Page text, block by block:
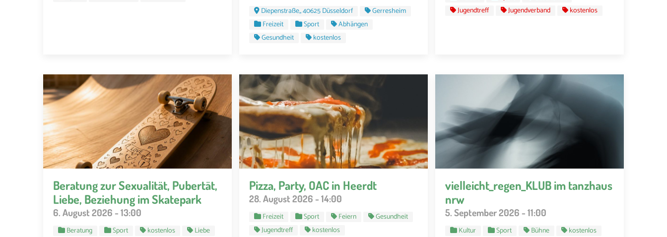
Diepenstraße,, 40625 Düsseldorf
Gerresheim
Freizeit
Sport
Abhängen
Gesundheit
kostenlos
Jugendtreff
Jugendverband kostenlos
Beratung zur Sexualität, Pubertät,
Liebe, Beziehung im Skatepark
6. August 2026 - 13:00
Beratung Sport kostenlos
Liebe
Pizza, Party, OAC in Heerdt
28. August 2026 - 14:00
Freizeit Sport Feiern
Gesundheit
Jugendtreff
kostenlos
vielleicht_regen_KLUB im tanzhaus
nrw
5. September 2026 - 11:00
Kultur Sport Bühne
kostenlos